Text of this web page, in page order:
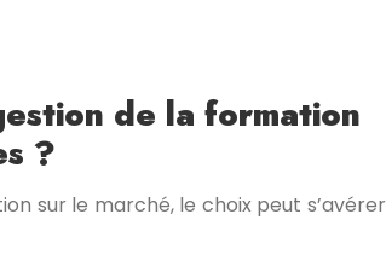
de la formation
?
sur le marché, le choix peut s’avérer